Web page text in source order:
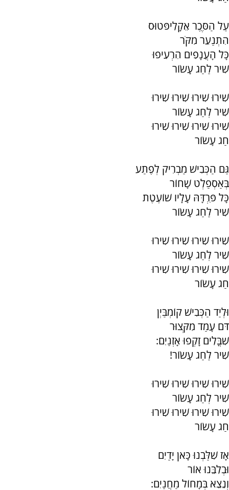
עַל הַסֶּכֶר אֵקָלִיפּטוּס
הִתְנַעֵר מִקֹּר
כָּל הָעֲנָפִים הִרְעִיפוּ
שִׁיר לַחַג עָשׂוֹר
שִׁירוּ שִׁירוּ שִׁירוּ שִׁירוּ
שִׁיר לְחַג עָשׂוֹר
שִׁירוּ שִׁירוּ שִׁירוּ שִׁירוּ
חַג עָשׂוֹר
גַּם הַכְּבִישׁ מַבְרִיק לְפֶתַע
בְּאַסְפַלְט שָׁחוֹר
כָּל פִּרְדָּהּ עָלָיו שׁוֹעֶטֶת
שִׁיר לַחַג עָשׂוֹר
שִׁירוּ שִׁירוּ שִׁירוּ שִׁירוּ
שִׁיר לְחַג עָשׂוֹר
שִׁירוּ שִׁירוּ שִׁירוּ שִׁירוּ
חַג עָשׂוֹר
וּלְיַד הַכְּבִישׁ קוֹמְבַּיְן
דֹּם עָמַד מִקְּצוּר
שִׁבֳּלִים זָקְפוּ אָזְנַיִם:
שִׁיר לַחַג עָשׂוֹר!
שִׁירוּ שִׁירוּ שִׁירוּ שִׁירוּ
שִׁיר לְחַג עָשׂוֹר
שִׁירוּ שִׁירוּ שִׁירוּ שִׁירוּ
חַג עָשׂוֹר
אָז שִׁלַּבְנוּ כָּאן יָדַיִם
וּבְלִבֵּנוּ אוֹר
וְנֵצֵא בְּמָחוֹל מַחֲנַיִם: